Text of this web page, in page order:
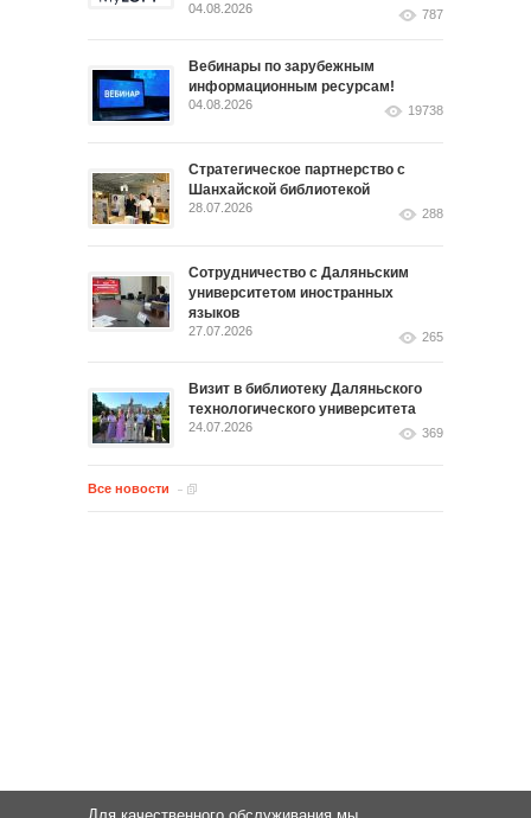
04.08.2026 787
Вебинары по зарубежным
информационным ресурсам!
04.08.2026 19738
Стратегическое партнерство с
Шанхайской библиотекой
28.07.2026 288
Сотрудничество с Даляньским
университетом иностранных
языков
27.07.2026 265
Визит в библиотеку Даляньского
технологического университета
24.07.2026 369
Все новости